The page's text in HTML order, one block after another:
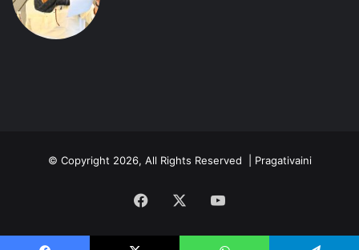
© Copyright 2026, All Rights Reserved | Pragativaini
Facebook